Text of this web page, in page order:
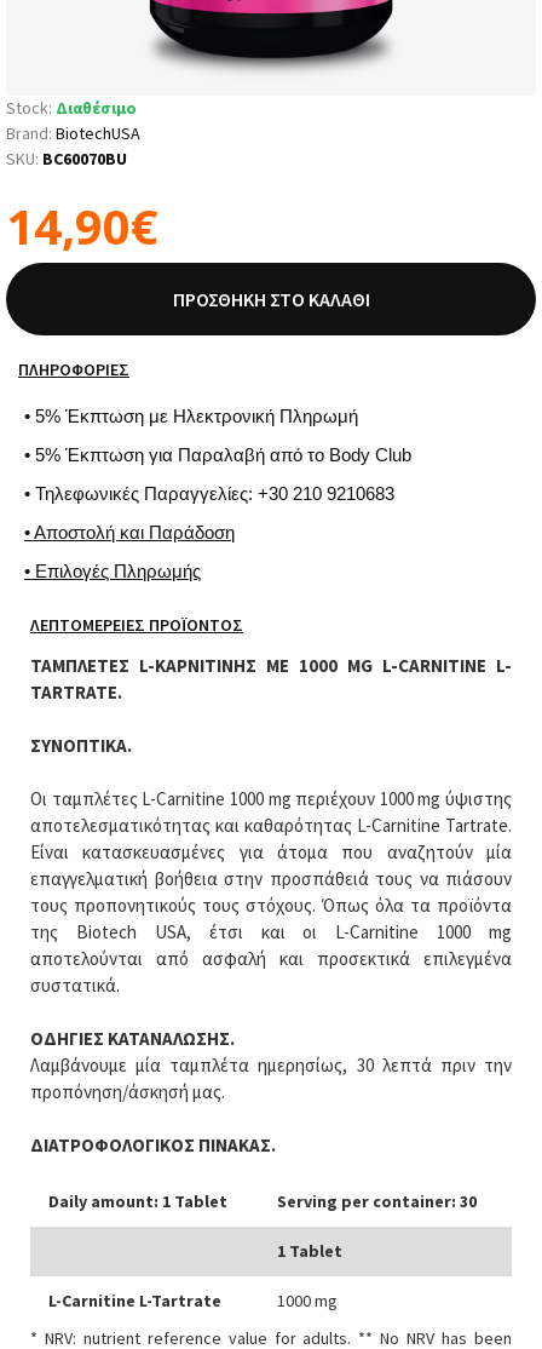
Stock: Διαθέσιμο
Brand: BiotechUSA
SKU: BC60070BU
14,90€
ΠΡΟΣΘΉΚΗ ΣΤΟ ΚΑΛΆΘΙ
ΠΛΗΡΟΦΟΡΊΕΣ
• 5% Έκπτωση με Ηλεκτρονική Πληρωμή
• 5% Έκπτωση για Παραλαβή από το Body Club
• Τηλεφωνικές Παραγγελίες: +30 210 9210683
• Αποστολή και Παράδοση
• Επιλογές Πληρωμής
ΛΕΠΤΟΜΈΡΕΙΕΣ ΠΡΟΪΌΝΤΟΣ
ΤΑΜΠΛΕΤΕΣ L-ΚΑΡΝΙΤΙΝΗΣ ΜΕ 1000 MG L-CARNITINE L-
TARTRATE.
ΣΥΝΟΠΤΙΚΑ.
Οι ταμπλέτες L-Carnitine 1000 mg περιέχουν 1000 mg ύψιστης
αποτελεσματικότητας και καθαρότητας L-Carnitine Tartrate.
Είναι κατασκευασμένες για άτομα που αναζητούν μία
επαγγελματική βοήθεια στην προσπάθειά τους να πιάσουν
τους προπονητικούς τους στόχους. Όπως όλα τα προϊόντα
της Biotech USA, έτσι και οι L-Carnitine 1000 mg
αποτελούνται από ασφαλή και προσεκτικά επιλεγμένα
συστατικά.
ΟΔΗΓΙΕΣ ΚΑΤΑΝΑΛΩΣΗΣ.
Λαμβάνουμε μία ταμπλέτα ημερησίως, 30 λεπτά πριν την
προπόνηση/άσκησή μας.
ΔΙΑΤΡΟΦΟΛΟΓΙΚΟΣ ΠΙΝΑΚΑΣ.
Daily amount: 1 Tablet Serving per container: 30
1 Tablet
L-Carnitine L-Tartrate
1000 mg
* NRV: nutrient reference value for adults. ** No NRV has been